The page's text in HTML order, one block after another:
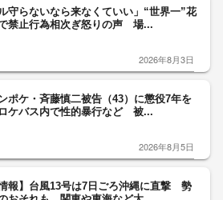
ル守らないなら来なくていい」“世界一”花
禁止行為相次ぎ怒りの声 場...
2026年8月3日
ポケ・斉藤慎二被告（43）に懲役7年を
ケバス内で性的暴行など 被...
2026年8月5日
情報】台風13号は7日ごろ沖縄に直撃 勢